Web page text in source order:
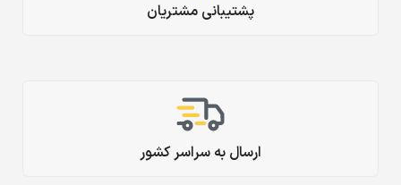
پشتیبانی مشتریان
ارسال به سراسر کشور